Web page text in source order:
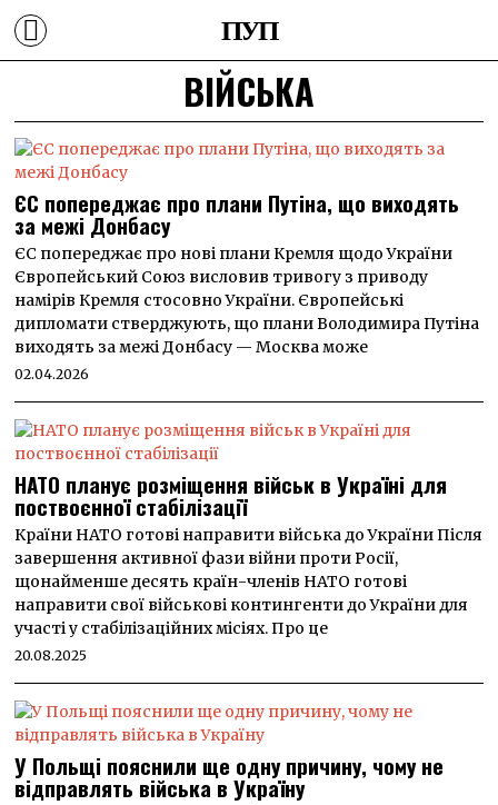
ПУП
ВІЙСЬКА
ЄС попереджає про плани Путіна, що виходять
за межі Донбасу
ЄС попереджає про нові плани Кремля щодо України
Європейський Союз висловив тривогу з приводу
намірів Кремля стосовно України. Європейські
дипломати стверджують, що плани Володимира Путіна
виходять за межі Донбасу — Москва може
02.04.2026
НАТО планує розміщення військ в Україні для
поствоєнної стабілізації
Країни НАТО готові направити війська до України Після
завершення активної фази війни проти Росії,
щонайменше десять країн-членів НАТО готові
направити свої військові контингенти до України для
участі у стабілізаційних місіях. Про це
20.08.2025
У Польщі пояснили ще одну причину, чому не
відправлять війська в Україну